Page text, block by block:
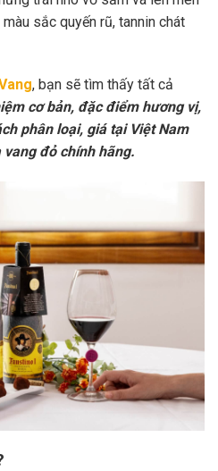
sắc quyến rũ, tannin chát
, bạn sẽ tìm thấy tất cả
cơ bản, đặc điểm hương vị,
phân loại, giá tại Việt Nam
đỏ chính hãng.